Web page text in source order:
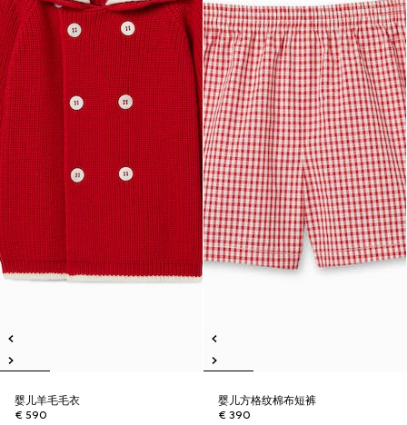
婴儿羊毛毛衣
€ 590
婴儿方格纹棉布短裤
€ 390